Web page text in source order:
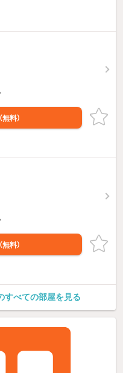
（無料）
（無料）
すべての部屋を見る